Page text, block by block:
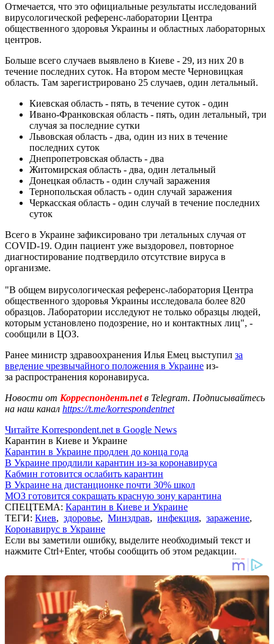
Отмечается, что это официальные результаты исследований
вирусологической референс-лаборатории Центра
общественного здоровья Украины и областных лабораторных
центров.
Больше всего случаев выявлено в Киеве - 29, из них 20 в
течение последних суток. На втором месте Черновицкая
область. Там зарегистрировано 25 случаев, один летальный.
Киевская область - пять, в течение суток - один
Ивано-Франковская область - пять, один летальный, три
случая за последние сутки
Львовская область - два, один из них в течение
последних суток
Днепропетровская область - два
Житомирская область - два, один летальный
Донецкая область - один случай заражения
Тернопольская область - один случай заражения
Черкасская область - один случай в течение последних
суток
Всего в Украине зафиксировано три летальных случая от
COVID-19. Один пациент уже выздоровел, повторное
диагностирование подтвердило отсутствие вируса в
организме.
"В общем вирусологическая референс-лаборатория Центра
общественного здоровья Украины исследовала более 820
образцов. Лаборатории исследуют не только образцы людей,
которым установлено подозрение, но и контактных лиц", -
сообщили в ЦОЗ.
Ранее министр здравоохранения Илья Емец выступил за
введение чрезвычайного положения в Украине из-
за распространения коронавируса.
Новости от Корреспондент.netв Telegram. Подписывайтесь
на наш канал https://t.me/korrespondentnet
Читайте Korrespondent.net в Google News
Карантин в Киеве и Украине
Карантин в Украине продлен до конца года
В Украине продлили карантин из-за коронавируса
Кабмин готовится ослабить карантин
В Украине на дистанционке почти 30% школ
МОЗ готовится сокращать красную зону карантина
СПЕЦТЕМА: Карантин в Киеве и Украине
ТЕГИ: Киев, здоровье, Минздрав, инфекция, заражение,
Коронавирус в Украине
Если вы заметили ошибку, выделите необходимый текст и
нажмите Ctrl+Enter, чтобы сообщить об этом редакции.